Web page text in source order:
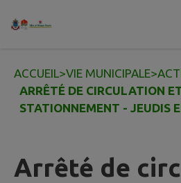
Contenu
ACCUEIL>VIE MUNICIPALE>
ARRÊTÉ DE CIRCULATION
STATIONNEMENT - JEUDIS
Arrêté de